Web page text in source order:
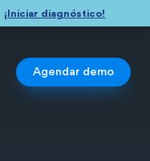
¡Iniciar diagnóstico!
Agendar demo